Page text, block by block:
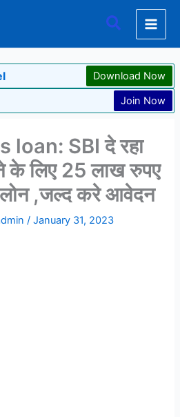
Search
Download Now
Join Now
loan: SBI दे रहा
के लिए 25 लाख रुपए
,जल्द करे आवेदन
/January 31, 2023